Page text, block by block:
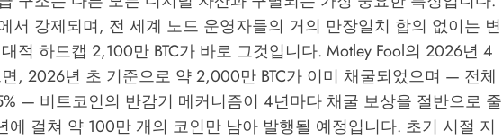
서 강제되며, 전 세계 노드 운영자들의 거의 만장일치 합의 없이는 변
적 하드캡 2,100만 BTC가 바로 그것입니다. Motley Fool의 2026년 4
, 2026년 초 기준으로 약 2,000만 BTC가 이미 채굴되었으며 — 전체
— 비트코인의 반감기 메커니즘이 4년마다 채굴 보상을 절반으로 줄
에 걸쳐 약 100만 개의 코인만 남아 발행될 예정입니다. 초기 시절 지